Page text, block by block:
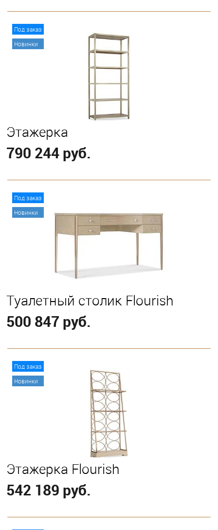
Под заказ
Новинки
Этажерка
790 244 руб.
Под заказ
Новинки
Туалетный столик Flourish
500 847 руб.
Под заказ
Новинки
Этажерка Flourish
542 189 руб.